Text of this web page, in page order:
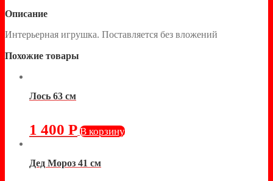
Описание
Интерьерная игрушка. Поставляется без вложений
Похожие товары
Лось 63 см
1 400 Р В корзину
Дед Мороз 41 см